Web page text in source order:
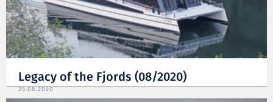
Legacy of the Fjords (08/2020)
25.08.2020